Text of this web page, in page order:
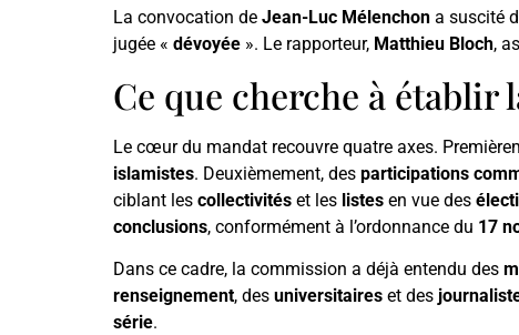
La convocation de Jean-Luc Mélenchon a suscité
jugée « dévoyée ». Le rapporteur, Matthieu Bloch,
Ce que cherche à établir
Le cœur du mandat recouvre quatre axes.
islamistes. Deuxièmement, des participations
ciblant les collectivités et les listes en vue des
conclusions, conformément à l’ordonnance du 17
Dans ce cadre, la commission a déjà entendu des
renseignement, des universitaires et des
série.